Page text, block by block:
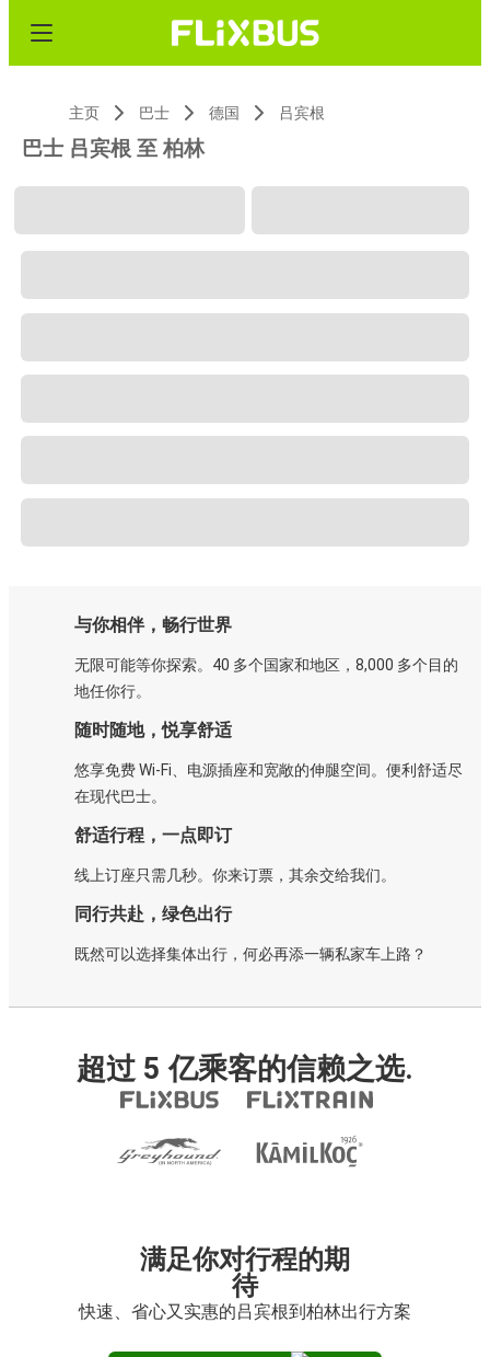
主页 巴士 德国 吕宾根
巴士 吕宾根 至 柏林
与你相伴，畅行世界
无限可能等你探索。40 多个国家和地区，8,000 多个目的
地任你行。
随时随地，悦享舒适
悠享免费 Wi-Fi、电源插座和宽敞的伸腿空间。便利舒适尽
在现代巴士。
舒适行程，一点即订
线上订座只需几秒。你来订票，其余交给我们。
同行共赴，绿色出行
既然可以选择集体出行，何必再添一辆私家车上路？
超过 5 亿乘客的信赖之选.
满足你对行程的期
待
快速、省心又实惠的吕宾根到柏林出行方案